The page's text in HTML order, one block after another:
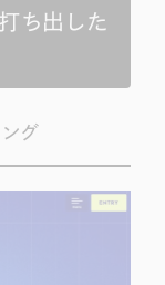
ち出した
グ